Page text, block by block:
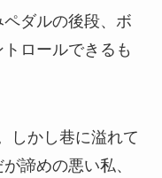
ダルの後段、ボ
ロールできるも
しかし巷に溢れて
諦めの悪い私、